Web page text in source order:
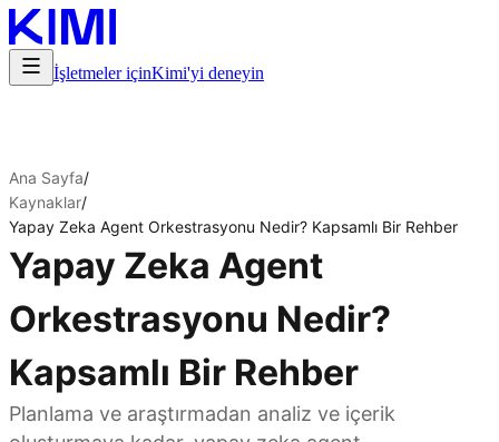
İşletmeler içinKimi'yi deneyin
Ana Sayfa/
Kaynaklar/
Yapay Zeka Agent Orkestrasyonu Nedir? Kapsamlı Bir Rehber
Yapay Zeka Agent
Orkestrasyonu Nedir?
Kapsamlı Bir Rehber
Planlama ve araştırmadan analiz ve içerik